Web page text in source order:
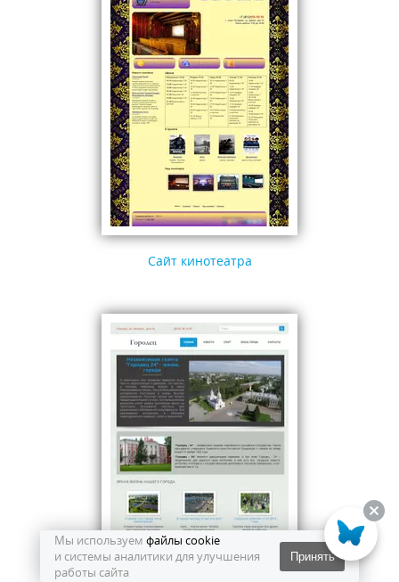
Сайт кинотеатра
Мы используем файлы cookie
и системы аналитики для улучшения
работы сайта
Принять